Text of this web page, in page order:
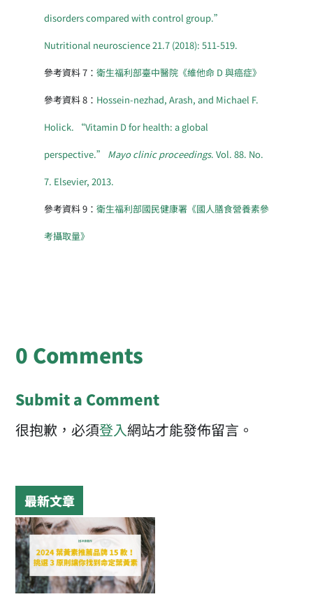
disorders compared with control group.”
Nutritional neuroscience 21.7 (2018): 511-519.
參考資料 7： 衛生福利部臺中醫院《維他命 D 與癌症》
參考資料 8： Hossein-nezhad, Arash, and Michael F.
Holick. “Vitamin D for health: a global
perspective.” Mayo clinic proceedings. Vol. 88. No.
7. Elsevier, 2013.
參考資料 9： 衛生福利部國民健康署《國人膳食營養素參
考攝取量》
0 Comments
Submit a Comment
很抱歉，必須登入網站才能發佈留言。
最新文章